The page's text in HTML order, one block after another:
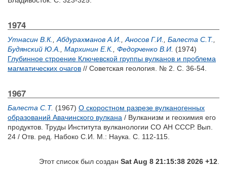
1974
Утнасин В.К. Абдурахманов А.И. Аносов Г.И. Балеста С.Т.
Будянский Ю.А.
Мархинин Е.К. Федорченко В.И. (1974)
Глубинное строение Ключевской группы вулканов и проблема
магматических очагов // Советская геология. № 2. С. 36-54.
1967
Балеста С.Т. (1967) О скоростном разрезе вулканогенных
образований Авачинского вулкана / Вулканизм и геохимия его
продуктов. Труды Института вулканологии СО АН СССР. Вып.
24 / Отв. ред. Набоко С.И. М.: Наука. С. 112-115.
Этот список был создан Sat Aug 8 21:15:38 2026 +12